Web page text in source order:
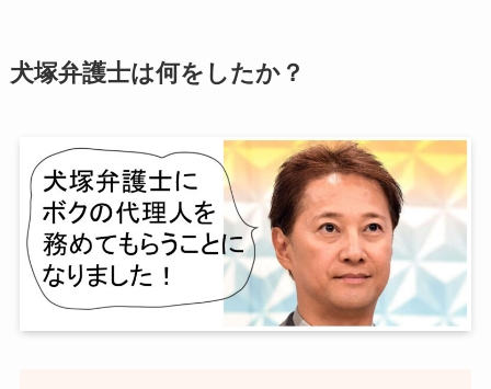
犬塚弁護士は何をしたか？